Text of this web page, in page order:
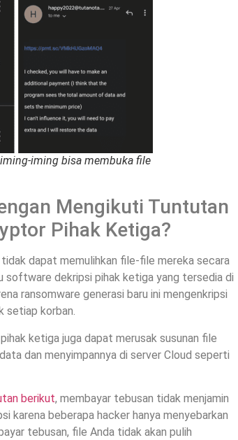
iming bisa membuka file
Mengikuti Tuntutan
Pihak Ketiga?
dapat memulihkan file-file mereka secara
software dekripsi pihak ketiga yang tersedia di
ransomware generasi baru ini mengenkripsi
setiap korban.
ketiga juga dapat merusak susunan file
dan menyimpannya di server Cloud seperti
berikut, membayar tebusan tidak menjamin
karena beberapa hacker hanya menyebarkan
tebusan, file Anda tidak akan pulih